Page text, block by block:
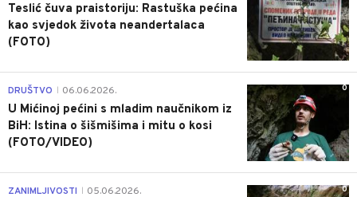
Teslić čuva praistoriju: Rastuška pećina
kao svjedok života neandertalaca
(FOTO)
0
DRUŠTVO 06.06.2026.
U Mićinoj pećini s mladim naučnikom iz
BiH: Istina o šišmišima i mitu o kosi
(FOTO/VIDEO)
0
ZANIMLJIVOSTI 05.06.2026.